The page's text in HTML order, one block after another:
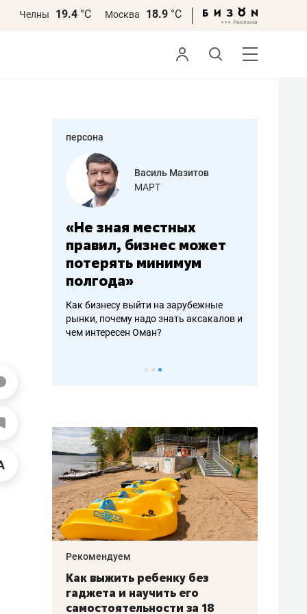
Челны 19.4 °С Москва 18.9 °С
персона
Василь Мазитов
МАРТ
«Не зная местных
правил, бизнес может
потерять минимум
полгода»
Как бизнесу выйти на зарубежные
рынки, почему надо знать аксакалов и
чем интересен Оман?
–
Рекомендуем
Как выжить ребенку без
гаджета и научить его
самостоятельности за 18